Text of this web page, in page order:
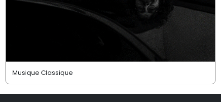
Musique Classique